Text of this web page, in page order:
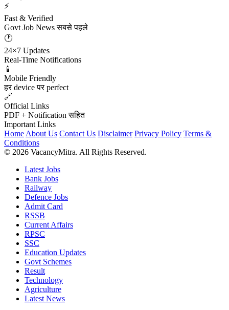
⚡
Fast & Verified
Govt Job News सबसे पहले
🕐
24×7 Updates
Real-Time Notifications
📱
Mobile Friendly
हर device पर perfect
🔗
Official Links
PDF + Notification सहित
Important Links
Home About Us Contact Us Disclaimer Privacy Policy Terms &
Conditions
© 2026 VacancyMitra. All Rights Reserved.
Latest Jobs
Bank Jobs
Railway
Defence Jobs
Admit Card
RSSB
Current Affairs
RPSC
SSC
Education Updates
Govt Schemes
Result
Technology
Agriculture
Latest News